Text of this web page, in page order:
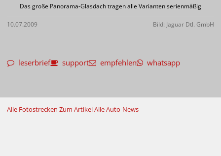
Das große Panorama-Glasdach tragen alle Varianten serienmäßig
10.07.2009 Bild: Jaguar Dtl. GmbH
leserbrief support empfehlen whatsapp
Alle Fotostrecken Zum ArtikelAlle Auto-News